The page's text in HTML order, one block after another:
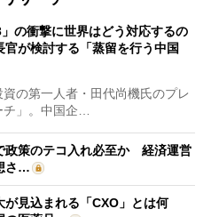
の衝撃に世界はどう対応するの
が検討する「蒸留を行う中国
の第一人者・田代尚機氏のプレ
」。中国企…
政策のテコ入れ必至か 経済運営
さ…
見込まれる「CXO」とは何